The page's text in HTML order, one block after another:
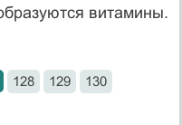
витамины.
128 129
130